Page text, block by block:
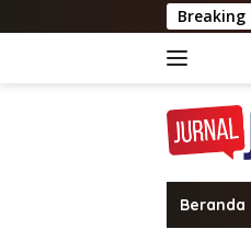
ke
Breaking
Beranda